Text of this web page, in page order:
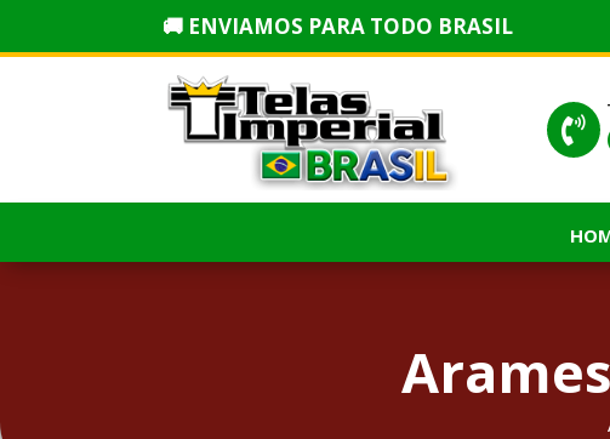
🚚 ENVIAMOS PARA TODO BRASIL
